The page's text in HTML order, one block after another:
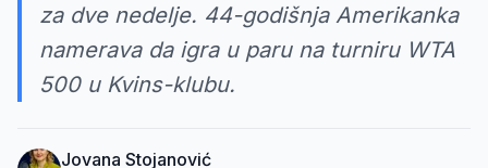
za dve nedelje. 44-godišnja Amerikanka
namerava da igra u paru na turniru WTA
500 u Kvins-klubu.
Jovana Stojanović